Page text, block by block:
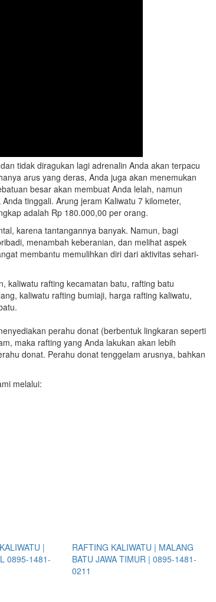
tidak diragukan lagi adrenalin Anda akan terpacu
arus yang deras, Anda juga akan menemukan
besar akan membuat Anda lelah, namun
tinggali. Arung jeram Kaliwatu 7 kilometer,
adalah Rp 180.000,00 per orang.
karena tantangannya banyak. Namun, bagi
menambah keberanian, dan melihat aspek
membantu memulihkan diri dari aktivitas sehari-
perahu donat (berbentuk lingkaran seperti
maka rafting yang Anda lakukan akan lebih
donat. Perahu donat tenggelam arusnya, bahkan
melalui:
|
0895-1481-
RAFTING KALIWATU | MALANG
BATU JAWA TIMUR | 0895-1481-
0211